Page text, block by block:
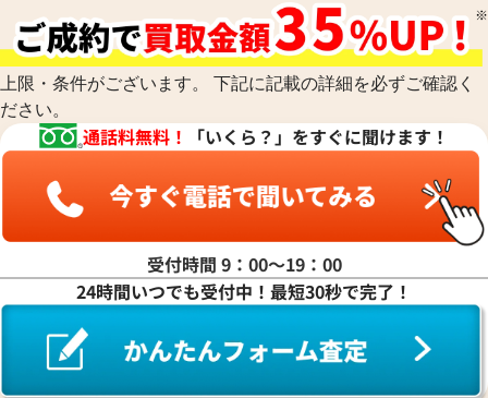
上限・条件がございます。 下記に記載の詳細を必ずご確認く
ださい。
通話料無料！ 「いくら？」をすぐに聞けます！
受付時間 9：00〜19：00
24時間いつでも受付中！最短30秒で完了！